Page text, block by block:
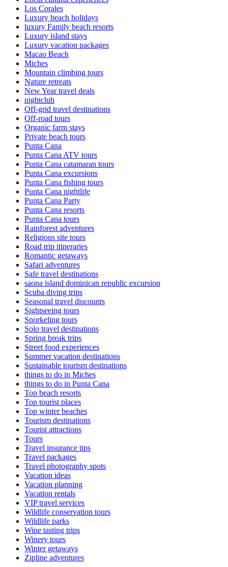
Los Corales
Luxury beach holidays
luxury Family beach resorts
Luxury island stays
Luxury vacation packages
Macao Beach
Miches
Mountain climbing tours
Nature retreats
New Year travel deals
nightclub
Off-grid travel destinations
Off-road tours
Organic farm stays
Private beach tours
Punta Cana
Punta Cana ATV tours
Punta Cana catamaran tours
Punta Cana excursions
Punta Cana fishing tours
Punta Cana nightlife
Punta Cana Party
Punta Cana resorts
Punta Cana tours
Rainforest adventures
Religious site tours
Road trip itineraries
Romantic getaways
Safari adventures
Safe travel destinations
saona island dominican republic excursion
Scuba diving trips
Seasonal travel discounts
Sightseeing tours
Snorkeling tours
Solo travel destinations
Spring break trips
Street food experiences
Summer vacation destinations
Sustainable tourism destinations
things to do in Miches
things to do in Punta Cana
Top beach resorts
Top tourist places
Top winter beaches
Tourism destinations
Tourist attractions
Tours
Travel insurance tips
Travel packages
Travel photography spots
Vacation ideas
Vacation planning
Vacation rentals
VIP travel services
Wildlife conservation tours
Wildlife parks
Wine tasting trips
Winery tours
Winter getaways
Zipline adventures